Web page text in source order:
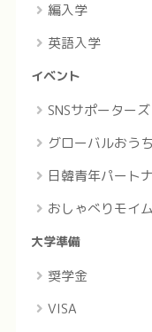
編入学
英語入学
イベント
SNSサポーターズ
グローバルおう
日韓青年パート
おしゃべりモイム
大学準備
奨学金
VISA